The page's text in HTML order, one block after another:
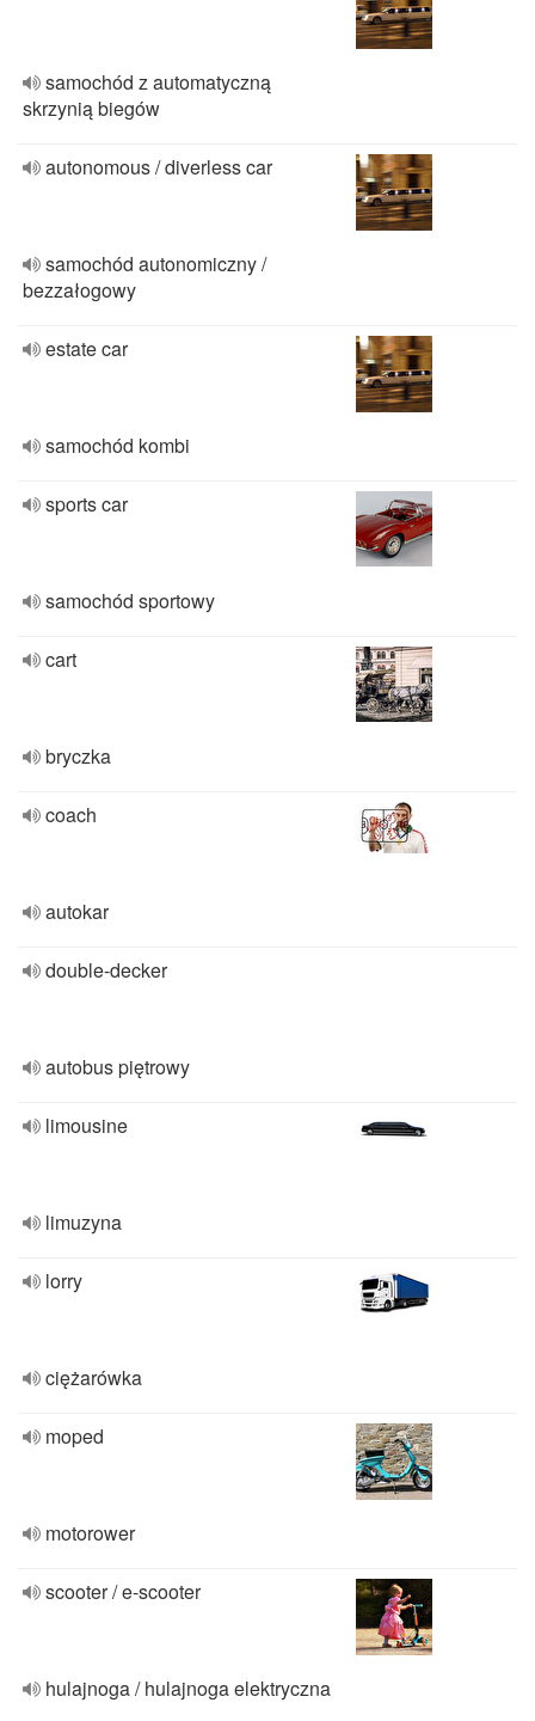
samochód z automatyczną
skrzynią biegów
autonomous / diverless car
samochód autonomiczny /
bezzałogowy
estate car
samochód kombi
sports car
samochód sportowy
cart
bryczka
coach
autokar
double-decker
autobus piętrowy
limousine
limuzyna
lorry
ciężarówka
moped
motorower
scooter / e-scooter
hulajnoga / hulajnoga elektryczna